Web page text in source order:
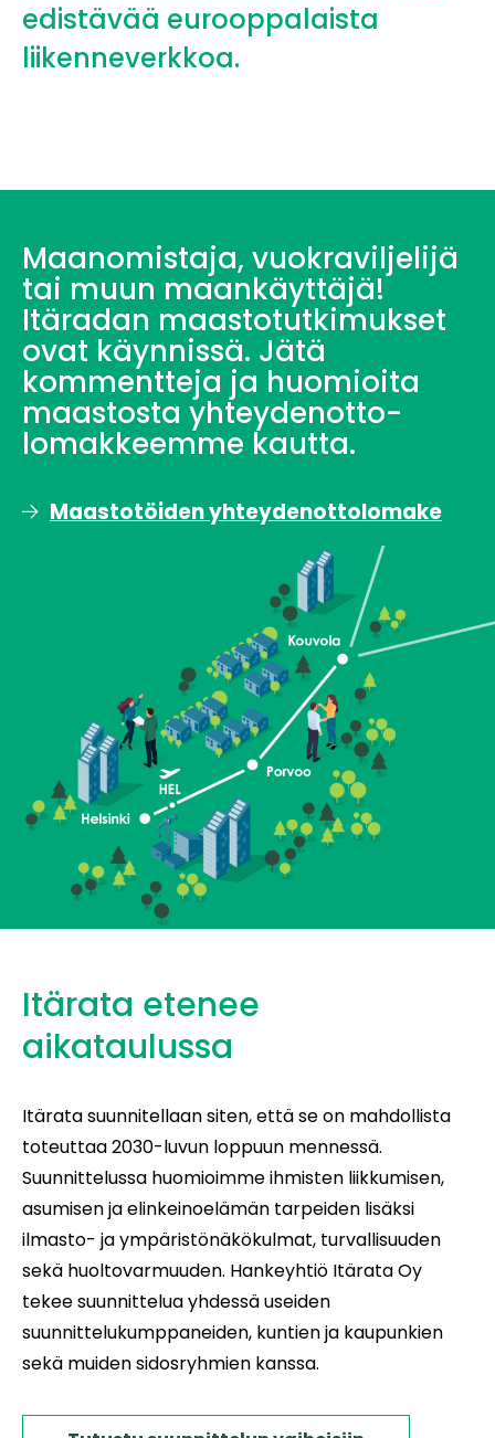
edistävää eurooppalaista
liikenneverkkoa.
Maanomistaja, vuokraviljelijä
tai muun maankäyttäjä!
Itäradan maastotutkimukset
ovat käynnissä. Jätä
kommentteja ja huomioita
maastosta yhteydenotto-
lomakkeemme kautta.
Maastotöiden yhteydenottolomake
Itärata etenee
aikataulussa
Itärata suunnitellaan siten, että se on mahdollista
toteuttaa 2030-luvun loppuun mennessä.
Suunnittelussa huomioimme ihmisten liikkumisen,
asumisen ja elinkeinoelämän tarpeiden lisäksi
ilmasto- ja ympäristönäkökulmat, turvallisuuden
sekä huoltovarmuuden. Hankeyhtiö Itärata Oy
tekee suunnittelua yhdessä useiden
suunnittelukumppaneiden, kuntien ja kaupunkien
sekä muiden sidosryhmien kanssa.